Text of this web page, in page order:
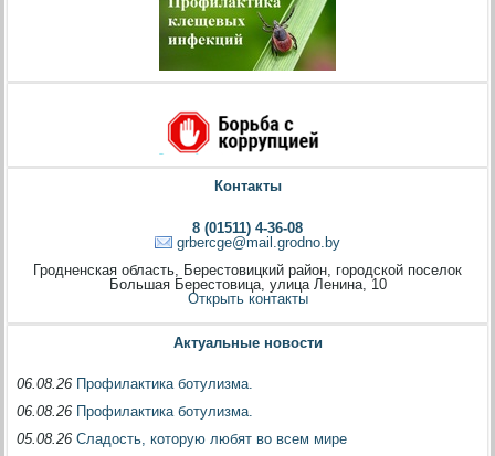
Контакты
8 (01511) 4-36-08
grbercge@mail.grodno.by
Гродненская область, Берестовицкий район, городской поселок
Большая Берестовица, улица Ленина, 10
Открыть контакты
Актуальные новости
06.08.26 Профилактика ботулизма.
06.08.26 Профилактика ботулизма.
05.08.26Сладость, которую любят во всем мире